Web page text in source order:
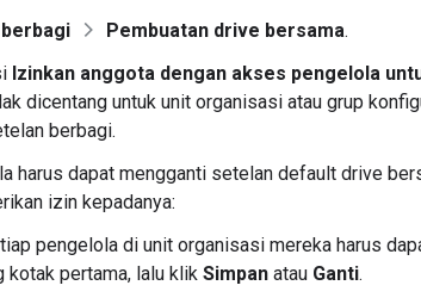
Pembuatan drive bersama.
Izinkan anggota dengan akses pengelola
dicentang untuk unit organisasi atau grup
berbagi.
harus dapat mengganti setelan default drive
izin kepadanya:
pengelola di unit organisasi mereka harus
kotak pertama, lalu klik Simpan atau Ganti.